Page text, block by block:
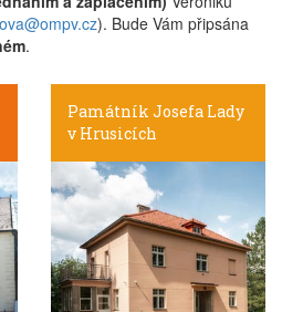
). Bude Vám připsána
.
Památník Josefa Lady
v Hrusicích